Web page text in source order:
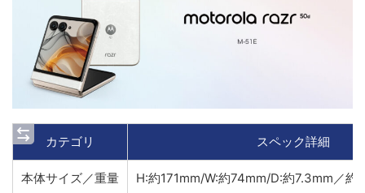
カテゴリ スペック詳細
本体サイズ／重量 H:約171mm/W:約74mm/D:約7.3mm／約